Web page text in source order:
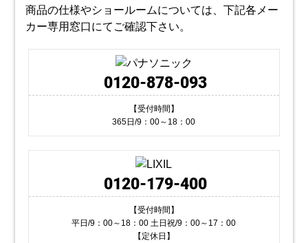
商品の仕様やショールームについては、下記各メー
カー専用窓口にてご確認下さい。
0120-878-093
【受付時間】
365日/9：00～18：00
0120-179-400
【受付時間】
平日/9：00～18：00 土日祝/9：00～17：00
【定休日】